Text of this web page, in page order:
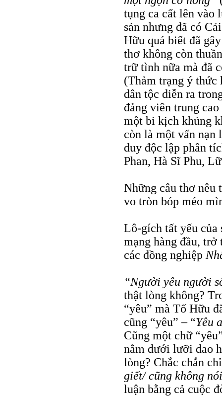
tụng ca cất lên vào
sản nhưng đã có
Hữu quá biết đã
thơ không còn
trữ tình nữa mà đã
(Thảm trạng ý thức
dân tộc diễn ra
đảng viên trung
một bi kịch khủng
còn là một vấn nạn
duy độc lập phân
Phan, Hà Sĩ Phu,
Những câu thơ nêu
vo tròn bóp méo
Lô-gích tất yếu của
mạng hàng đầu, trở
các đồng nghiệp
“Người yêu người
thật lòng không?
“yêu” mà Tố Hữu
cũng “yêu” – “Yêu
Cũng một chữ
nằm dưới lưỡi dao
lòng? Chắc chắn
giết/ cũng không
luận bằng cả cuộc